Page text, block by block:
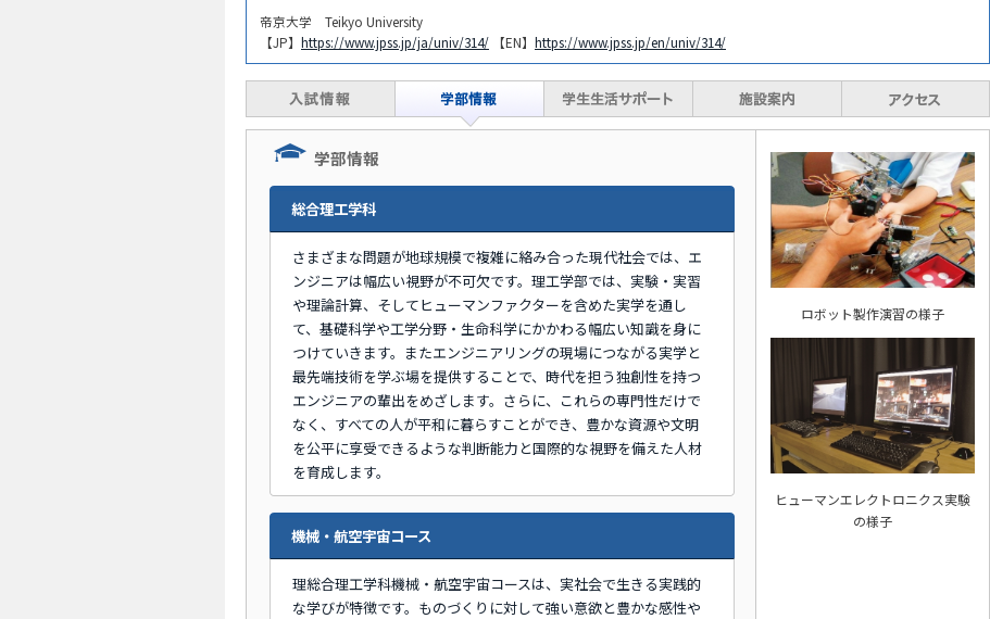
帝京大学 Teikyo University
【JP】 https://www.jpss.jp/ja/univ/314/ 【EN】 https://www.jpss.jp/en/univ/314/
学部情報
総合理工学科
さまざまな問題が地球規模で複雑に絡み合った現代社会では、エ
ンジニアは幅広い視野が不可欠です。理工学部では、実験・実習
や理論計算、そしてヒューマンファクターを含めた実学を通し
て、基礎科学や工学分野・生命科学にかかわる幅広い知識を身に
つけていきます。またエンジニアリングの現場につながる実学と
最先端技術を学ぶ場を提供することで、時代を担う独創性を持つ
エンジニアの輩出をめざします。さらに、これらの専門性だけで
なく、すべての人が平和に暮らすことができ、豊かな資源や文明
を公平に享受できるような判断能力と国際的な視野を備えた人材
を育成します。
機械・航空宇宙コース
理総合理工学科機械・航空宇宙コースは、実社会で生きる実践的
な学びが特徴です。ものづくりに対して強い意欲と豊かな感性や
ロボット製作演習の様子
ヒューマンエレクトロニクス実験
の様子